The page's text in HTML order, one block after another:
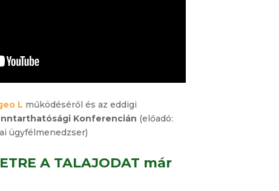
L működéséről és az eddigi
Konferencián (előadó:
ügyfélmenedzser)
A TALAJODAT már